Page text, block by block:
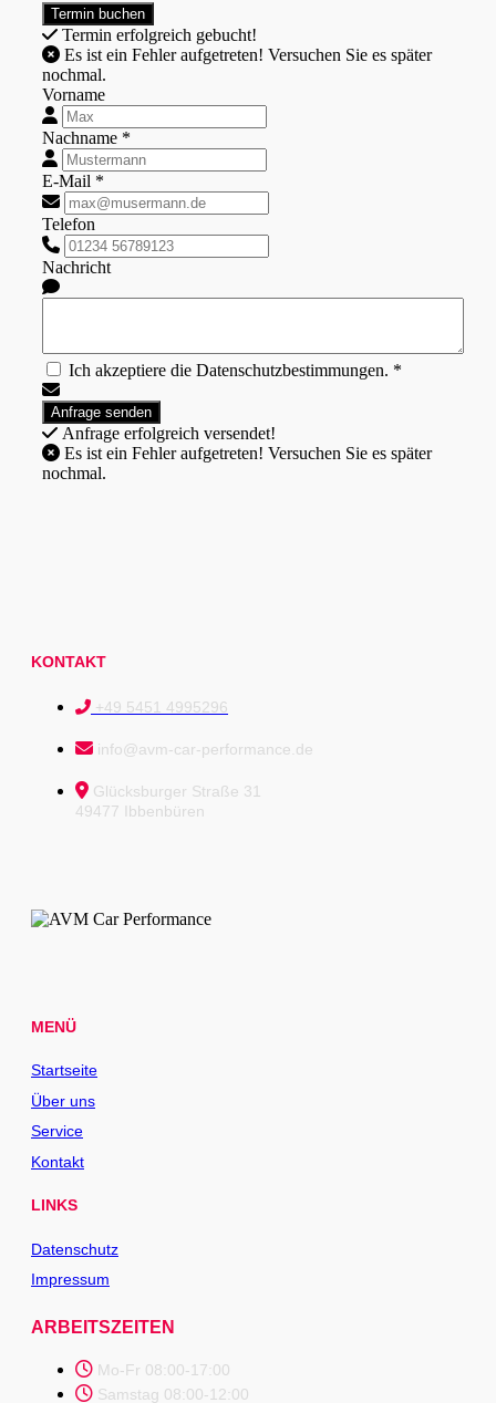
Termin erfolgreich gebucht!
nochmal.
Vorname
Nachname *
E-Mail *
Telefon
Nachricht
Ich akzeptiere die Datenschutzbestimmungen. *
Anfrage erfolgreich versendet!
nochmal.
KONTAKT
+49 5451 4995296
info@avm-car-performance.de
Glücksburger Straße 31
49477 Ibbenbüren
MENÜ
Startseite
Über uns
Service
Kontakt
LINKS
Datenschutz
Impressum
ARBEITSZEITEN
Mo-Fr 08:00-17:00
Samstag 08:00-12:00